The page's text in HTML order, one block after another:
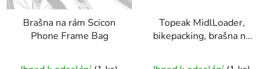
Brašna na rám Scicon
Phone Frame Bag
Topeak MidlLoader,
bikepacking, brašna na